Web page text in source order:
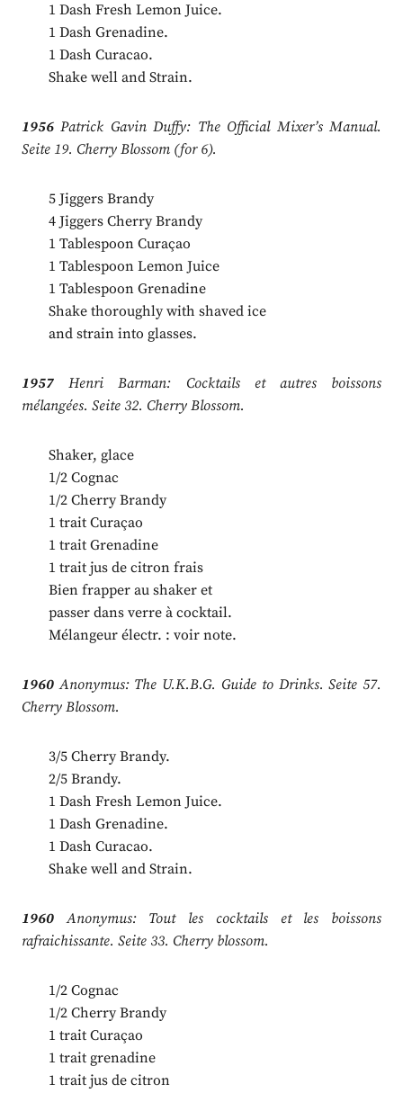
1 Dash Fresh Lemon Juice.
1 Dash Grenadine.
1 Dash Curacao.
Shake well and Strain.
1956Patrick Gavin Duffy: The Official Mixer’s Manual.
Seite 19. Cherry Blossom (for 6).
5 Jiggers Brandy
4 Jiggers Cherry Brandy
1 Tablespoon Curaçao
1 Tablespoon Lemon Juice
1 Tablespoon Grenadine
Shake thoroughly with shaved ice
and strain into glasses.
1957Henri Barman: Cocktails et autres boissons
mélangées. Seite 32. Cherry Blossom.
Shaker, glace
1/2 Cognac
1/2 Cherry Brandy
1 trait Curaçao
1 trait Grenadine
1 trait jus de citron frais
Bien frapper au shaker et
passer dans verre à cocktail.
Mélangeur électr. : voir note.
1960Anonymus: The U.K.B.G. Guide to Drinks. Seite 57.
Cherry Blossom.
3/5 Cherry Brandy.
2/5 Brandy.
1 Dash Fresh Lemon Juice.
1 Dash Grenadine.
1 Dash Curacao.
Shake well and Strain.
1960Anonymus: Tout les cocktails et les boissons
rafraichissante. Seite 33. Cherry blossom.
1/2 Cognac
1/2 Cherry Brandy
1 trait Curaçao
1 trait grenadine
1 trait jus de citron